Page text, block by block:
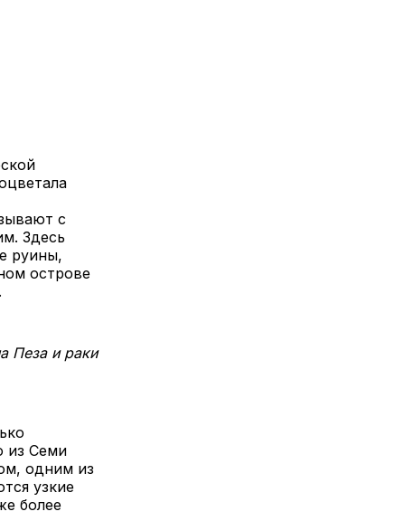
с
Здесь
руины,
острове
Пеза и раки
из Семи
одним из
узкие
более